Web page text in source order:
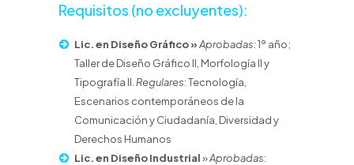
Requisitos (no excluyentes):
Lic. en Diseño Gráfico »Aprobadas: 1º año;
Taller de Diseño Gráfico II, Morfología II y
Tipografía II. Regulares: Tecnología,
Escenarios contemporáneos de la
Comunicación y Ciudadanía, Diversidad y
Derechos Humanos
Lic. en Diseño Industrial»Aprobadas: